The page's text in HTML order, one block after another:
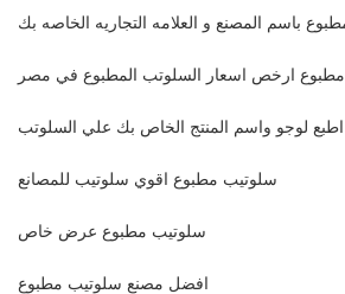
باسم المصنع و العلامه التجاريه الخاصه بك
ارخص اسعار السلوتب المطبوع في مصر
لوجو واسم المنتج الخاص بك علي السلوتب
سلوتيب مطبوع اقوي سلوتيب للمصانع
سلوتيب مطبوع عرض خاص
افضل مصنع سلوتيب مطبوع